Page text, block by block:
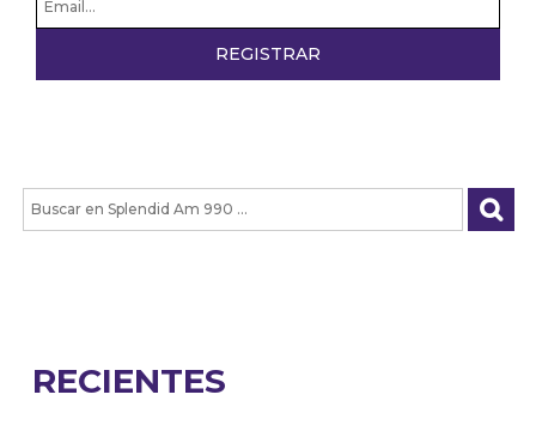
RECIENTES